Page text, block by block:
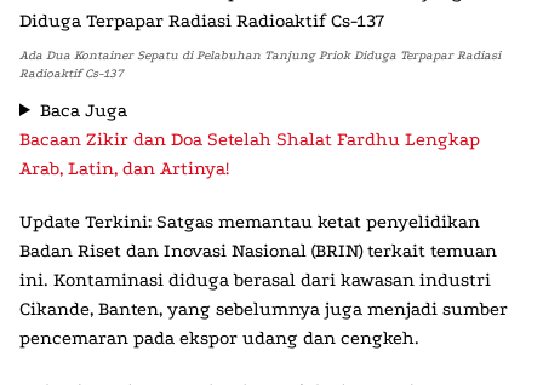
Ada Dua Kontainer Sepatu di Pelabuhan Tanjung Priok Diduga Terpapar Radiasi
Radioaktif Cs-137
Baca Juga
Bacaan Zikir dan Doa Setelah Shalat Fardhu Lengkap
Arab, Latin, dan Artinya!
Update Terkini: Satgas memantau ketat penyelidikan
Badan Riset dan Inovasi Nasional (BRIN) terkait temuan
ini. Kontaminasi diduga berasal dari kawasan industri
Cikande, Banten, yang sebelumnya juga menjadi sumber
pencemaran pada ekspor udang dan cengkeh.